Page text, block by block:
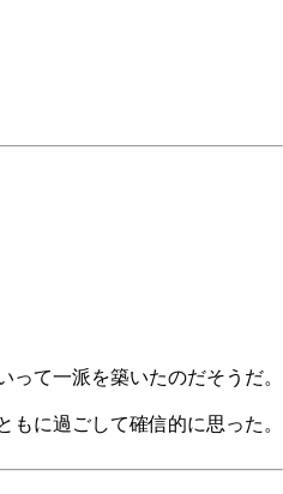
て一派を築いたのだそうだ。
に過ごして確信的に思った。